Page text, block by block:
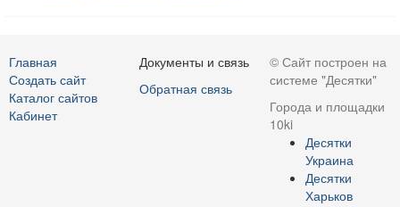
Главная
Создать сайт
Каталог сайтов
Кабинет
Документы и связь
Обратная связь
© Сайт построен на
системе "Десятки"
Города и площадки
10ki
Десятки
Украина
Десятки
Харьков